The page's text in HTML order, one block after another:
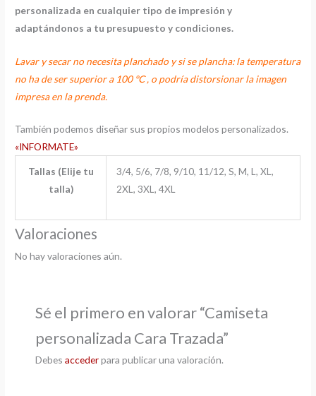
personalizada en cualquier tipo de impresión y
adaptándonos a tu presupuesto y condiciones.
Lavar y secar no necesita planchado y si se plancha: la temperatura
no ha de ser superior a 100 ºC , o podría distorsionar la imagen
impresa en la prenda.
También podemos diseñar sus propios modelos personalizados.
«INFORMATE»
Tallas (Elije tu
talla)
3/4, 5/6, 7/8, 9/10, 11/12, S, M, L, XL,
2XL, 3XL, 4XL
Valoraciones
No hay valoraciones aún.
Sé el primero en valorar “Camiseta
personalizada Cara Trazada”
Debesaccederpara publicar una valoración.